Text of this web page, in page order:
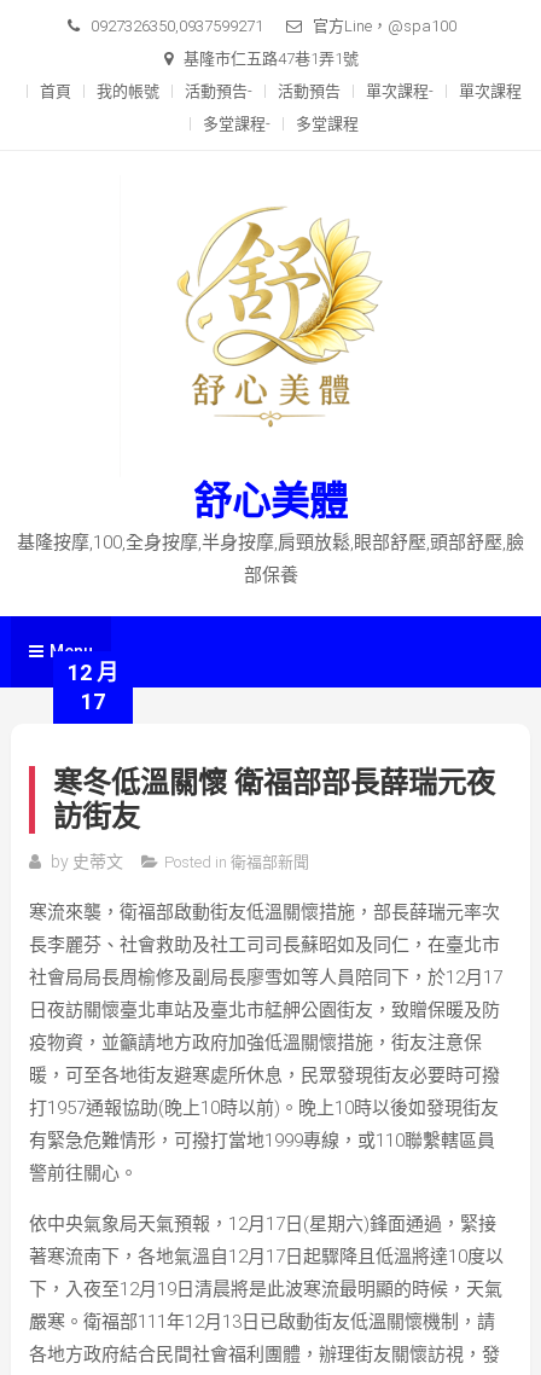
content
0927326350,0937599271
官方Line，@spa100
基隆市仁五路47巷1弄1號
首頁
我的帳號 活動預告- 活動預告 單次課程-
單次課程
多堂課程-
多堂課程
舒心美體
基隆按摩,100,全身按摩,半身按摩,肩頸放鬆,眼部舒壓,頭部舒壓,臉
部保養
Menu
12 月
17
寒冬低溫關懷 衛福部部長薛瑞元夜
訪街友
by 史蒂文 Posted in 衛福部新聞
寒流來襲，衛福部啟動街友低溫關懷措施，部長薛瑞元率次
長李麗芬、社會救助及社工司司長蘇昭如及同仁，在臺北市
社會局局長周榆修及副局長廖雪如等人員陪同下，於12月17
日夜訪關懷臺北車站及臺北市艋舺公園街友，致贈保暖及防
疫物資，並籲請地方政府加強低溫關懷措施，街友注意保
暖，可至各地街友避寒處所休息，民眾發現街友必要時可撥
打1957通報協助(晚上10時以前)。晚上10時以後如發現街友
有緊急危難情形，可撥打當地1999專線，或110聯繫轄區員
警前往關心。
依中央氣象局天氣預報，12月17日(星期六)鋒面通過，緊接
著寒流南下，各地氣溫自12月17日起驟降且低溫將達10度以
下，入夜至12月19日清晨將是此波寒流最明顯的時候，天氣
嚴寒。衛福部111年12月13日已啟動街友低溫關懷機制，請
各地方政府結合民間社會福利團體，辦理街友關懷訪視，發